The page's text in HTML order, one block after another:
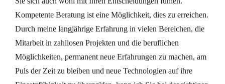
Kompetente Beratung ist eine Möglichkeit, dies zu erreichen.
Durch meine langjährige Erfahrung in vielen Bereichen, die
Mitarbeit in zahllosen Projekten und die beruflichen
Möglichkeiten, permanent neue Erfahrungen zu machen, am
Puls der Zeit zu bleiben und neue Technologien auf ihre